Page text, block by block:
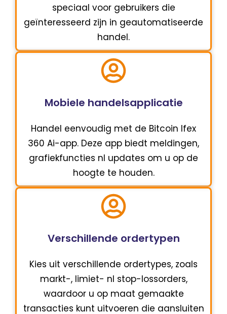
speciaal voor gebruikers die
geïnteresseerd zijn in geautomatiseerde
handel.
Mobiele handelsapplicatie
Handel eenvoudig met de Bitcoin Ifex
360 Ai-app. Deze app biedt meldingen,
grafiekfuncties nl updates om u op de
hoogte te houden.
Verschillende ordertypen
Kies uit verschillende ordertypes, zoals
markt-, limiet- nl stop-lossorders,
waardoor u op maat gemaakte
transacties kunt uitvoeren die aansluiten